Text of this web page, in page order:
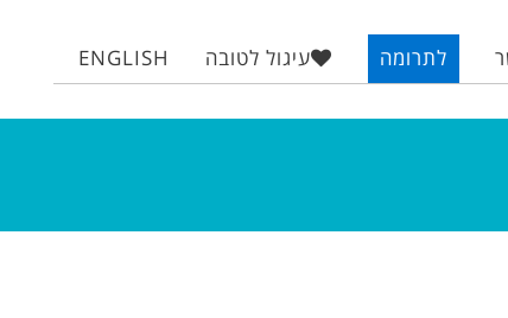
לתרומה עיגול לטובה ENGLISH